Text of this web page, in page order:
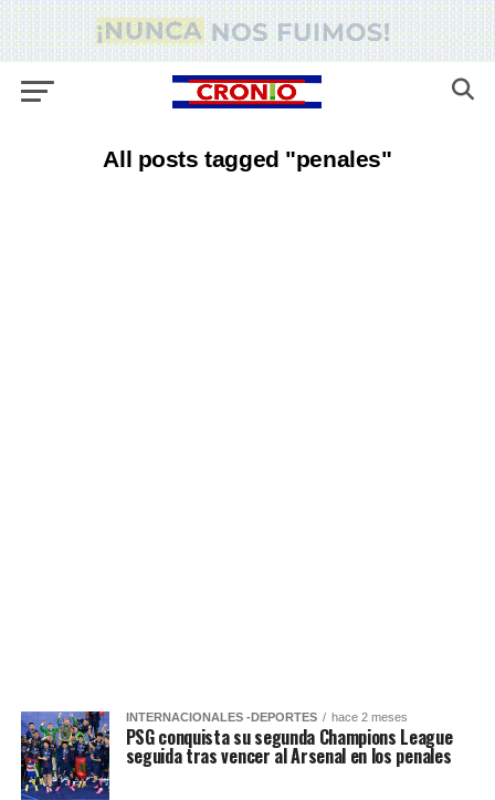
All posts tagged "penales"
INTERNACIONALES -DEPORTES hace 2 meses
PSG conquista su segunda Champions League
seguida tras vencer al Arsenal en los penales